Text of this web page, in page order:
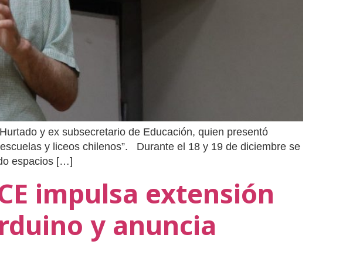
y ex subsecretario de Educación, quien presentó
y liceos chilenos”. Durante el 18 y 19 de diciembre se
espacios […]
impulsa extensión
y anuncia